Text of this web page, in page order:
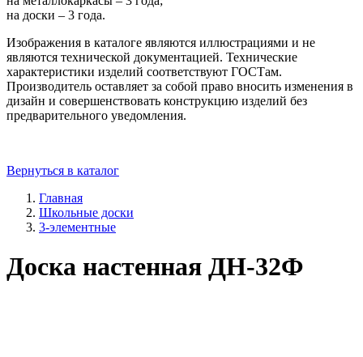
на доски – 3 года.
Изображения в каталоге являются иллюстрациями и не
являются технической документацией. Технические
характеристики изделий соответствуют ГОСТам.
Производитель оставляет за собой право вносить изменения в
дизайн и совершенствовать конструкцию изделий без
предварительного уведомления.
Вернуться в каталог
Главная
Школьные доски
3-элементные
Доска настенная ДН-32Ф